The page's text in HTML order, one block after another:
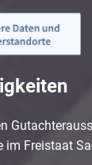
im Freistaat